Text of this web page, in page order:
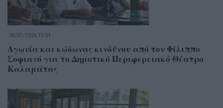
09/07/2026 19:01
Αγωνία και κώδωνας κινδύνου από τον Φίλιππο
Σοφιανό για το Δημοτικό Περιφερειακό Θέατρο
Καλαμάτας